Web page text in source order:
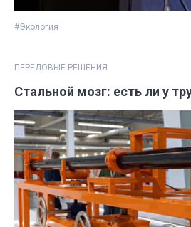
#Экология
ПЕРЕДОВЫЕ РЕШЕНИЯ
Стальной мозг: есть ли у